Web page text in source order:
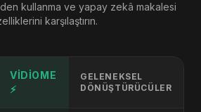
kullanma ve yapay zekâ makalesi
karşılaştırın.
VIDIOME
⚡
GELENEKSEL
DÖNÜŞTÜRÜCÜLER